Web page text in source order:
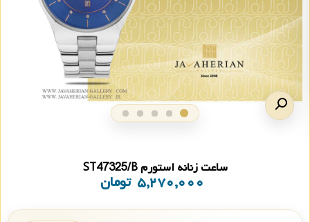
ساعت زنانه استورم ST47325/B
۵,۲۷۰,۰۰۰ تومان